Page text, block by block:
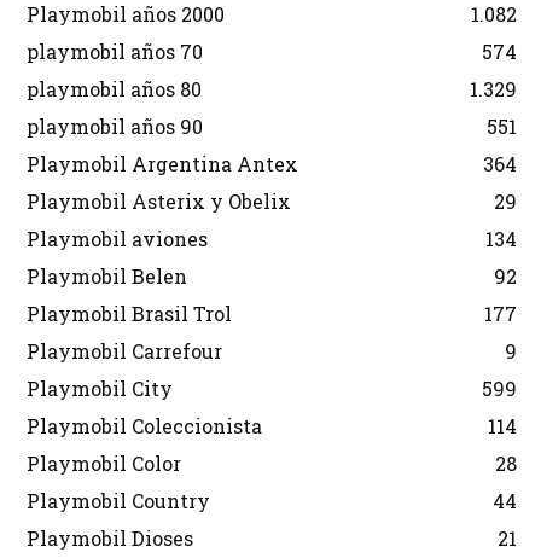
Playmobil años 2000
1.082
playmobil años 70
574
playmobil años 80
1.329
playmobil años 90
551
Playmobil Argentina Antex
364
Playmobil Asterix y Obelix
29
Playmobil aviones
134
Playmobil Belen
92
Playmobil Brasil Trol
177
Playmobil Carrefour
9
Playmobil City
599
Playmobil Coleccionista
114
Playmobil Color
28
Playmobil Country
44
Playmobil Dioses
21